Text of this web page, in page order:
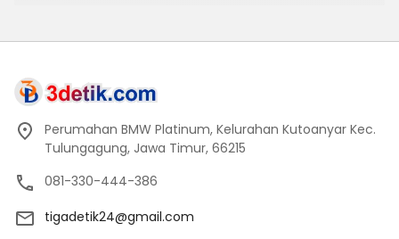
Perumahan BMW Platinum, Kelurahan Kutoanyar Kec.
Tulungagung, Jawa Timur, 66215
081-330-444-386
tigadetik24@gmail.com